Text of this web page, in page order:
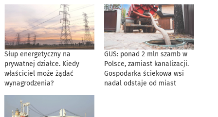
Słup energetyczny na
prywatnej działce. Kiedy
właściciel może żądać
wynagrodzenia?
GUS: ponad 2 mln szamb w
Polsce, zamiast kanalizacji.
Gospodarka ściekowa wsi
nadal odstaje od miast